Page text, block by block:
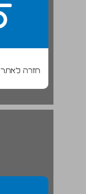
חזרה לאתר
'מסביב לעולם ב־92 יום' ... 30